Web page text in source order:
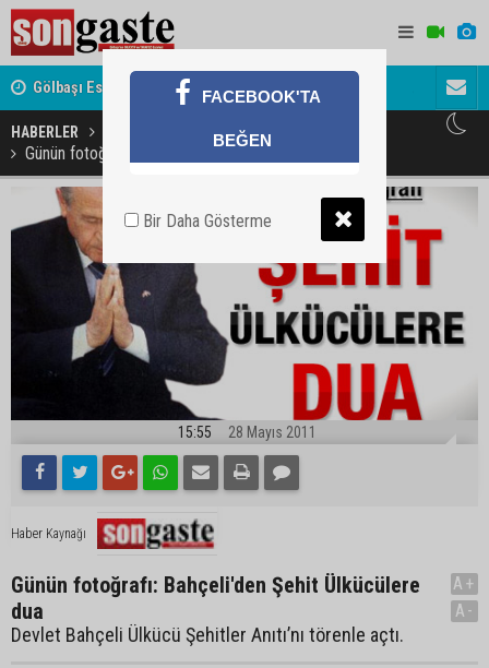
Gölbaşı Esnafının Sesi Ankara Kalkınma Ajansı'nda Avukat
akını
HABERLER
Günün fotoğrafı: Bahçeli'den Şehit Ülkücülere dua
15:55 28 Mayıs 2011
Haber Kaynağı
Günün fotoğrafı: Bahçeli'den Şehit Ülkücülere
dua
Devlet Bahçeli Ülkücü Şehitler Anıtı’nı törenle açtı.
A+
A-
FACEBOOK'TA
BEĞEN
Bir Daha Gösterme